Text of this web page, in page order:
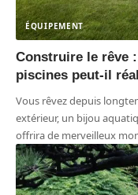
ÉQUIPEMENT
Construire le rêve
piscines peut-il
Vous rêvez depuis
extérieur, un bijou
offrira de merveilleux